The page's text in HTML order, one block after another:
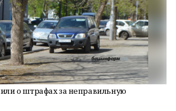
о штрафах за неправильную